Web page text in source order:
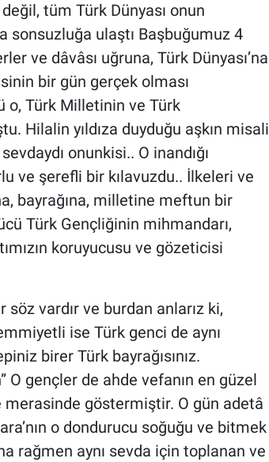
tüm Türk Dünyası onun
sonsuzluğa ulaştı Başbuğumuz 4
ve dâvâsı uğruna, Türk Dünyası’na
bir gün gerçek olması
o, Türk Milletinin ve Türk
Hilalin yıldıza duyduğu aşkın misali
onunkisi.. O inandığı
ve şerefli bir kılavuzdu.. İlkeleri ve
bayrağına, milletine meftun bir
Türk Gençliğinin mihmandarı,
koruyucusu ve gözeticisi
vardır ve burdan anlarız ki,
ise Türk genci de aynı
birer Türk bayrağısınız.
gençler de ahde vefanın en güzel
göstermiştir. O gün adetâ
o dondurucu soğuğu ve bitmek
rağmen aynı sevda için toplanan ve